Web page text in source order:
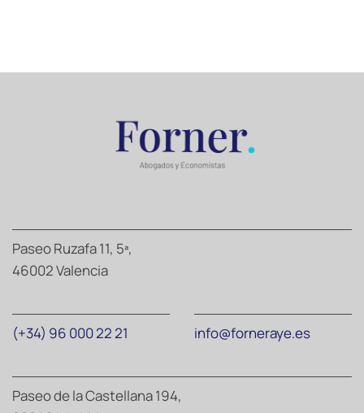
Paseo Ruzafa 11, 5ª,
46002 Valencia
(+34) 96 000 22 21 info@forneraye.es
Paseo de la Castellana 194,